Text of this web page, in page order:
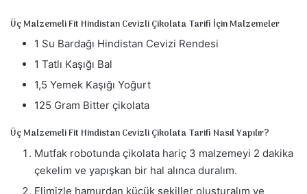
k
Üç Malzemeli Fit Hindistan Cevizli Çikolata Tarifi İçin Malzemeler
1 Su Bardağı Hindistan Cevizi Rendesi
1 Tatlı Kaşığı Bal
1,5 Yemek Kaşığı Yoğurt
125 Gram Bitter çikolata
Üç Malzemeli Fit Hindistan Cevizli Çikolata Tarifi Nasıl Yapılır?
Mutfak robotunda çikolata hariç 3 malzemeyi 2 dakika
çekelim ve yapışkan bir hal alınca duralım.
Elimizle hamurdan küçük şekiller oluşturalım ve